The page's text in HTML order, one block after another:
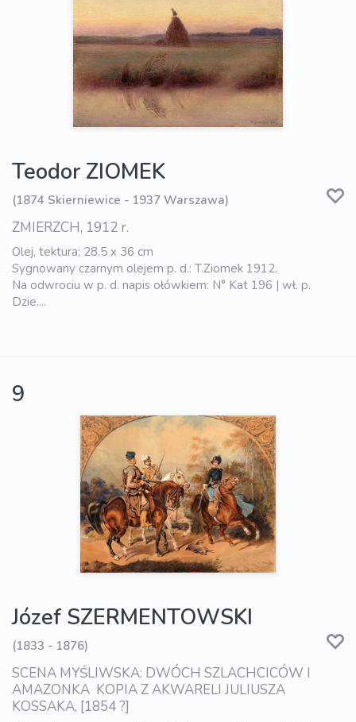
Teodor ZIOMEK
(1874 Skierniewice - 1937 Warszawa)
ZMIERZCH, 1912 r.
Olej, tektura; 28.5 x 36 cm
Sygnowany czarnym olejem p. d.: T.Ziomek 1912.
Na odwrociu w p. d. napis ołówkiem: N° Kat 196 | wł. p.
Dzie....
9
Józef SZERMENTOWSKI
(1833 - 1876)
SCENA MYŚLIWSKA: DWÓCH SZLACHCICÓW I
AMAZONKA  KOPIA Z AKWARELI JULIUSZA
KOSSAKA, [1854 ?]